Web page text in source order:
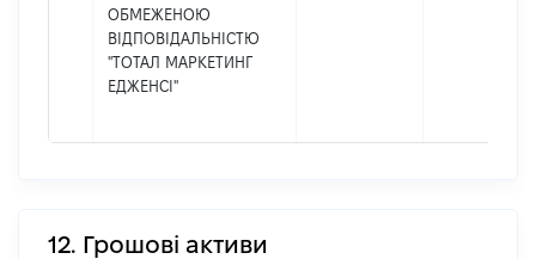
ОБМЕЖЕНОЮ
ВІДПОВІДАЛЬНІСТЮ
"ТОТАЛ МАРКЕТИНГ
ЕДЖЕНСІ"
12. Грошові активи